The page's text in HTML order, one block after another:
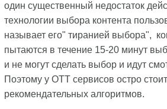
один существенный недостаток
технологии выбора контента
называет его" тиранией выбора",
пытаются в течение 15-20 минут
и не могут сделать выбор и идут
Поэтому у ОТТ сервисов остро
рекомендательных алгоритмов.